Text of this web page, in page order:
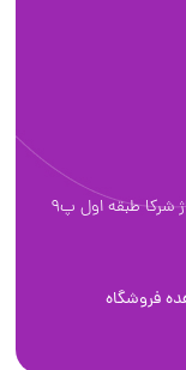
طبقه اول پ۹
فروشگاه